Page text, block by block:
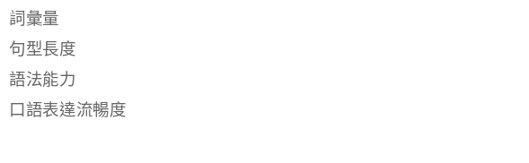
詞彙量
句型長度
語法能力
口語表達流暢度